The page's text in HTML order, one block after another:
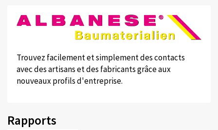
Trouvez facilement et simplement des contacts
avec des artisans et des fabricants grâce aux
nouveaux profils d'entreprise.
Rapports